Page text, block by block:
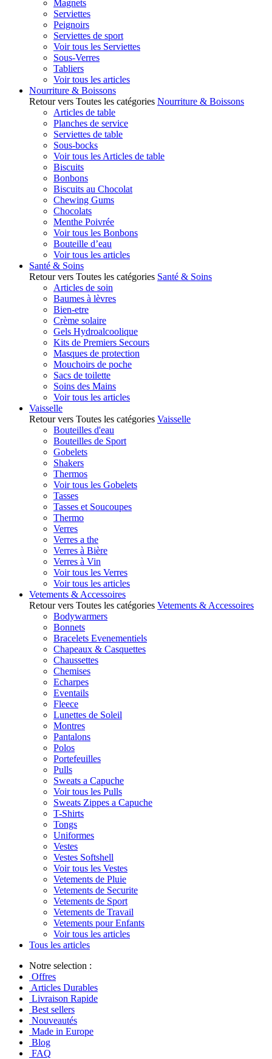
Magnets
Serviettes
Peignoirs
Serviettes de sport
Voir tous les Serviettes
Sous-Verres
Tabliers
Voir tous les articles
Nourriture & Boissons
Retour vers Toutes les catégories Nourriture & Boissons
Articles de table
Planches de service
Serviettes de table
Sous-bocks
Voir tous les Articles de table
Biscuits
Bonbons
Biscuits au Chocolat
Chewing Gums
Chocolats
Menthe Poivrée
Voir tous les Bonbons
Bouteille d’eau
Voir tous les articles
Santé & Soins
Retour vers Toutes les catégories Santé & Soins
Articles de soin
Baumes à lèvres
Bien-etre
Crème solaire
Gels Hydroalcoolique
Kits de Premiers Secours
Masques de protection
Mouchoirs de poche
Sacs de toilette
Soins des Mains
Voir tous les articles
Vaisselle
Retour vers Toutes les catégories Vaisselle
Bouteilles d'eau
Bouteilles de Sport
Gobelets
Shakers
Thermos
Voir tous les Gobelets
Tasses
Tasses et Soucoupes
Thermo
Verres
Verres a the
Verres à Bière
Verres à Vin
Voir tous les Verres
Voir tous les articles
Vetements & Accessoires
Retour vers Toutes les catégories Vetements & Accessoires
Bodywarmers
Bonnets
Bracelets Evenementiels
Chapeaux & Casquettes
Chaussettes
Chemises
Echarpes
Eventails
Fleece
Lunettes de Soleil
Montres
Pantalons
Polos
Portefeuilles
Pulls
Sweats a Capuche
Voir tous les Pulls
Sweats Zippes a Capuche
T-Shirts
Tongs
Uniformes
Vestes
Vestes Softshell
Voir tous les Vestes
Vetements de Pluie
Vetements de Securite
Vetements de Sport
Vetements de Travail
Vetements pour Enfants
Voir tous les articles
Tous les articles
Notre selection :
Offres
Articles Durables
Livraison Rapide
Best sellers
Nouveautés
Made in Europe
Blog
FAQ